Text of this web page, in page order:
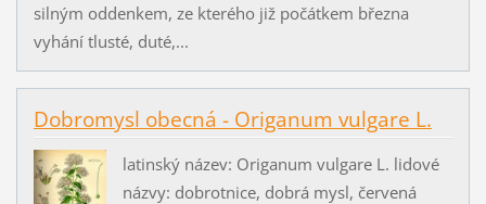
silným oddenkem, ze kterého již počátkem března
vyhání tlusté, duté,...
Dobromysl obecná - Origanum vulgare L.
latinský název: Origanum vulgare L. lidové
názvy: dobrotnice, dobrá mysl, červená